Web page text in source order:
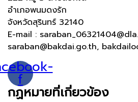
อำเภอพนมดงรัก
จังหวัดสุรินทร์ 32140
E-mail :
saraban@bakdai.go.th,
f
กฏหมายที่เกี่ยวข้อง